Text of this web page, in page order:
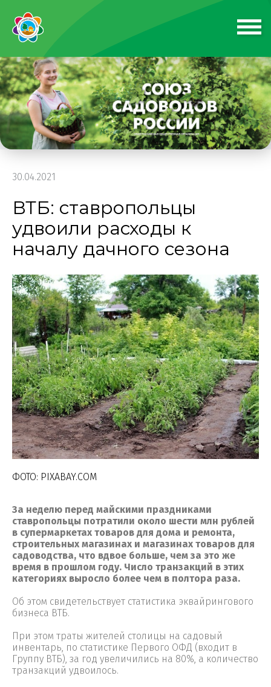
30.04.2021
ВТБ: ставропольцы
удвоили расходы к
началу дачного сезона
ФОТО: PIXABAY.COM
За неделю перед майскими праздниками
ставропольцы потратили около шести млн рублей
в супермаркетах товаров для дома и ремонта,
строительных магазинах и магазинах товаров для
садоводства, что вдвое больше, чем за это же
время в прошлом году. Число транзакций в этих
категориях выросло более чем в полтора раза.
Об этом свидетельствует статистика эквайрингового
бизнеса ВТБ.
При этом траты жителей столицы на садовый
инвентарь, по статистике Первого ОФД (входит в
Группу ВТБ), за год увеличились на 80%, а количество
транзакций удвоилось.